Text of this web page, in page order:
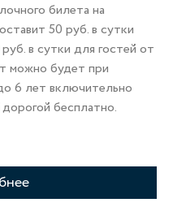
билета на
50 руб. в сутки
в сутки для гостей от
можно будет при
6 лет включительно
бесплатно.